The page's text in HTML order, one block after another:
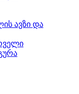
ავზი და